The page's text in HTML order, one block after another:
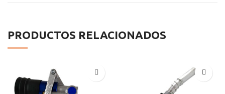
PRODUCTOS RELACIONADOS